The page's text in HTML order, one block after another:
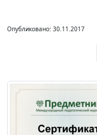
Опубликовано: 30.11.2017